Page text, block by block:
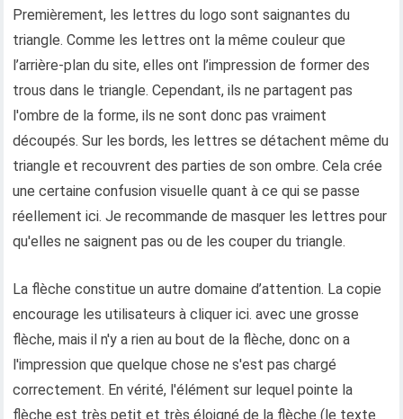
Premièrement, les lettres du logo sont saignantes du
triangle. Comme les lettres ont la même couleur que
l’arrière-plan du site, elles ont l’impression de former des
trous dans le triangle. Cependant, ils ne partagent pas
l'ombre de la forme, ils ne sont donc pas vraiment
découpés. Sur les bords, les lettres se détachent même du
triangle et recouvrent des parties de son ombre. Cela crée
une certaine confusion visuelle quant à ce qui se passe
réellement ici. Je recommande de masquer les lettres pour
qu'elles ne saignent pas ou de les couper du triangle.
La flèche constitue un autre domaine d’attention. La copie
encourage les utilisateurs à cliquer ici. avec une grosse
flèche, mais il n'y a rien au bout de la flèche, donc on a
l'impression que quelque chose ne s'est pas chargé
correctement. En vérité, l'élément sur lequel pointe la
flèche est très petit et très éloigné de la flèche (le texte